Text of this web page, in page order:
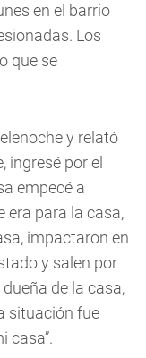
en el barrio
Los
que se
y relató
ingresé por el
empecé a
era para la casa,
impactaron en
y salen por
de la casa,
situación fue
casa”.